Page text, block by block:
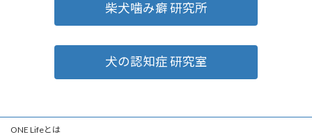
柴犬噛み癖 研究所
犬の認知症 研究室
ONE Lifeとは